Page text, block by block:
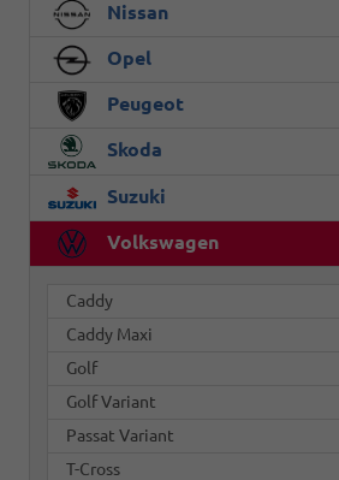
Nissan
Opel
Peugeot
Skoda
Suzuki
Volkswagen
Caddy
Caddy Maxi
Golf
Golf Variant
Passat Variant
T-Cross